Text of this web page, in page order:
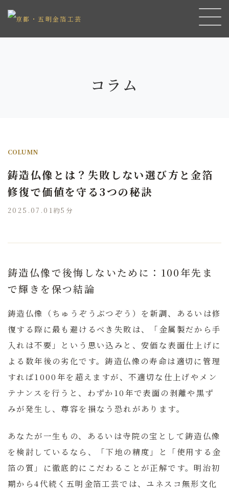
コラム
COLUMN
鋳造仏像とは？失敗しない選び方と金箔
修復で価値を守る3つの秘訣
2025.07.01約5分
鋳造仏像で後悔しないために：100年先ま
で輝きを保つ結論
鋳造仏像（ちゅうぞうぶつぞう）を新調、あるいは修
復する際に最も避けるべき失敗は、
「金属製だから手
入れは不要」という思い込みと、安価な表面仕上げに
よる数年後の劣化です。鋳造仏像の寿命は適切に管理
すれば1000年を超えますが、不適切な仕上げやメン
テナンスを行うと、わずか10年で表面の剥離や黒ず
みが発生し、尊容を損なう恐れがあります。
あなたが一生もの、あるいは寺院の宝として鋳造仏像
を検討しているなら、
「下地の精度」と「使用する金
箔の質」
に徹底的にこだわることが正解です。明治初
期から4代続く 五明金箔工芸では、ユネスコ無形文化